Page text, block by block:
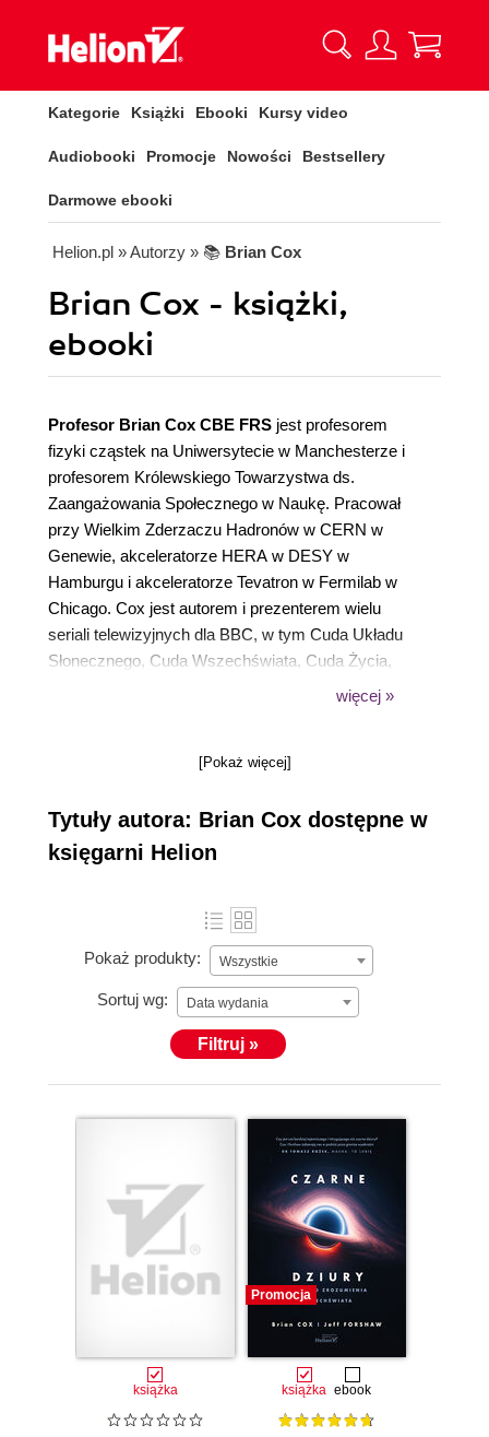
Kategorie Książki Ebooki Kursy video
Audiobooki Promocje Nowości Bestsellery
Darmowe ebooki
Helion.pl » Autorzy » 📚 Brian Cox
Brian Cox - książki,
ebooki
Profesor Brian Cox CBE FRS jest profesorem
fizyki cząstek na Uniwersytecie w Manchesterze i
profesorem Królewskiego Towarzystwa ds.
Zaangażowania Społecznego w Naukę. Pracował
przy Wielkim Zderzaczu Hadronów w CERN w
Genewie, akceleratorze HERA w DESY w
Hamburgu i akceleratorze Tevatron w Fermilab w
Chicago. Cox jest autorem i prezenterem wielu
seriali telewizyjnych dla BBC, w tym Cuda Układu
Słonecznego, Cuda Wszechświata, Cuda Życia,
Człowiek i wszechświat, Siły Natury, Planety i
napisał wiele bestsellerowych książek
Polsce. Przez wiele lat wykładał wstępny kurs teorii
względności i mechaniki kwantowej na
Uniwersytecie w Manchesterze.
więcej »
[Pokaż więcej]
Tytuły autora: Brian Cox dostępne w
księgarni Helion
Pokaż produkty: Wszystkie
Sortuj wg: Data wydania
Filtruj »
książka
Promocja
książka ebook